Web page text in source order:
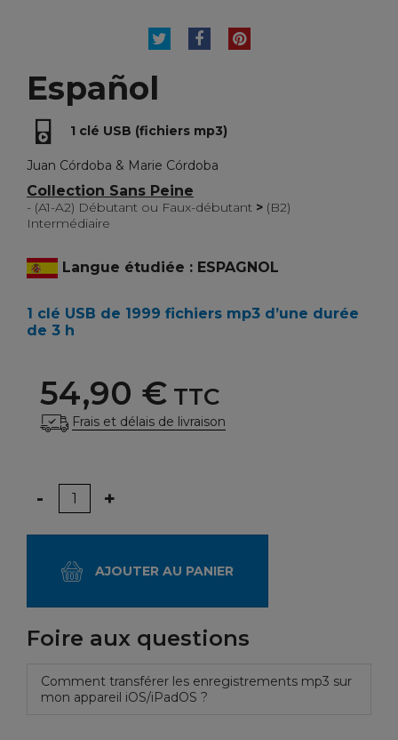
TWEETPARTAGERPINTEREST
Español
1 clé USB (fichiers mp3)
Juan Córdoba & Marie Córdoba
Collection Sans Peine
- (A1-A2) Débutant ou Faux-débutant > (B2)
Intermédiaire
Langue étudiée : ESPAGNOL
1 clé USB de 1999 fichiers mp3 d’une durée
de 3 h
54,90 € TTC
Frais et délais de livraison
Quantité
- +
AJOUTER AU PANIER
Foire aux questions
Comment transférer les enregistrements mp3 sur
mon appareil iOS/iPadOS ?